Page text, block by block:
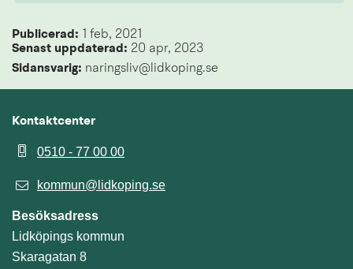
Publicerad:
1 feb, 2021
Senast uppdaterad: 20 apr, 2023
Sidansvarig: naringsliv@lidkoping.se
Kontaktcenter
0510 - 77 00 00
kommun@lidkoping.se
Besöksadress
Lidköpings kommun
Skaragatan 8